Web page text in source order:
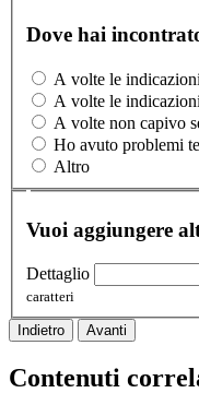
Dove hai
A volte le
A volte le
A volte non capivo
Ho avuto problemi
Altro
Vuoi aggiungere
Dettaglio
caratteri
Indietro Avanti
Contenuti